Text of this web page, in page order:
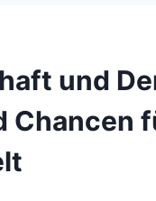
und
Chancen